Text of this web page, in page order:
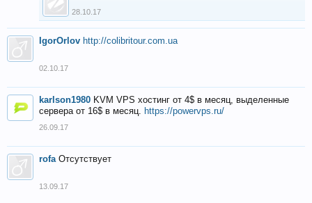
28.10.17
IgorOrlov http://colibritour.com.ua
02.10.17
karlson1980 KVM VPS хостинг от 4$ в месяц, выделенные
сервера от 16$ в месяц. https://powervps.ru/
26.09.17
rofa Отсутствует
13.09.17